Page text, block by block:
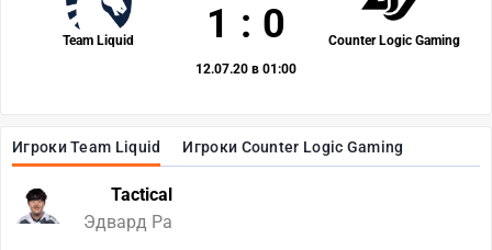
Игроки Team Liquid Игроки Counter Logic Gaming
Tactical
Эдвард Ра
Team Liquid Counter Logic Gaming
1 : 0
12.07.20 в 01:00